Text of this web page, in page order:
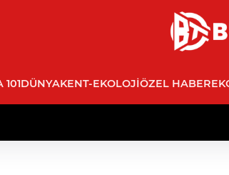
101DÜNYAKENT-EKOLOJIÖZEL HABER